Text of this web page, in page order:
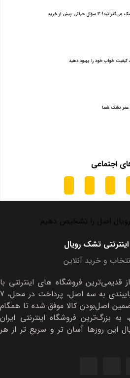
حیاتی پیش از خرید
خواب خود را بهبود دهید
عمر تشک شما
اجتماعی
تشک رویال
و خرید آنلاین
فروشگاه های اینترنتی با
بیش از یک دهه تجربه، با پایبندی به سه اصل، پرداخت در محل، 7
اصل‌بودن کالا موفق شده تا همگام
بزرگ‌ترین فروشگاه اینترنتی ایران
این روزها آسان تر و سریع تر از هر